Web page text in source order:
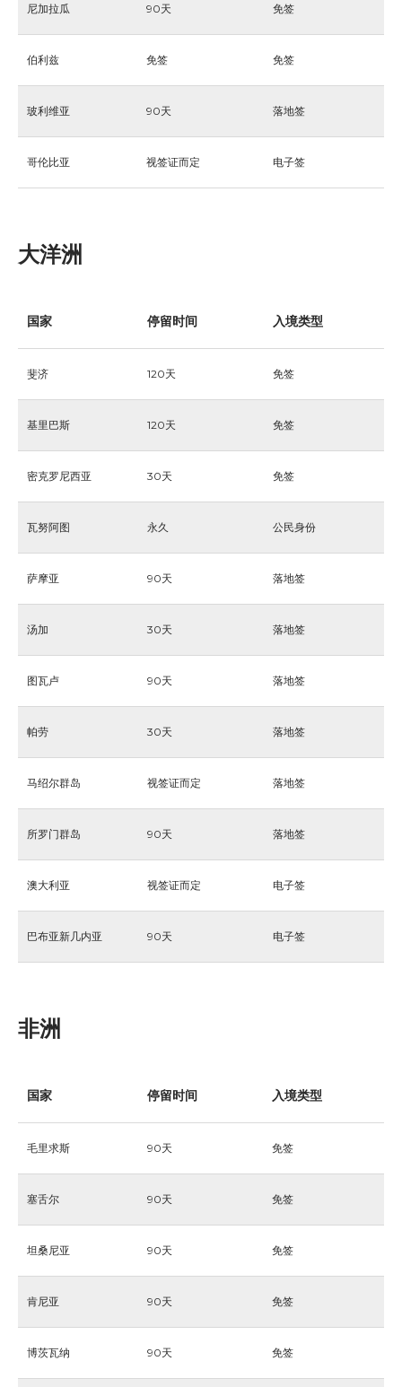
尼加拉瓜 90天 免签
伯利兹 免签 免签
玻利维亚 90天 落地签
哥伦比亚 视签证而定 电子签
大洋洲
国家 停留时间 入境类型
斐济 120天 免签
基里巴斯 120天 免签
密克罗尼西亚 30天 免签
瓦努阿图 永久 公民身份
萨摩亚 90天 落地签
汤加 30天 落地签
图瓦卢 90天 落地签
帕劳 30天 落地签
马绍尔群岛 视签证而定 落地签
所罗门群岛 90天 落地签
澳大利亚 视签证而定 电子签
巴布亚新几内亚 90天 电子签
非洲
国家 停留时间 入境类型
毛里求斯 90天 免签
塞舌尔 90天 免签
坦桑尼亚 90天 免签
肯尼亚 90天 免签
博茨瓦纳 90天 免签